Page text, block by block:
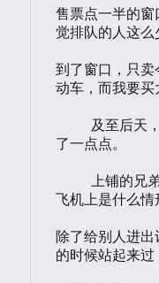
售票点一半的
觉排队的人这
到了窗口，只
动车，而我要买
了一点点。
    上铺的兄弟没有坐过飞机，有一次问我
飞机上是什么
除了给别人进
的时候站起来